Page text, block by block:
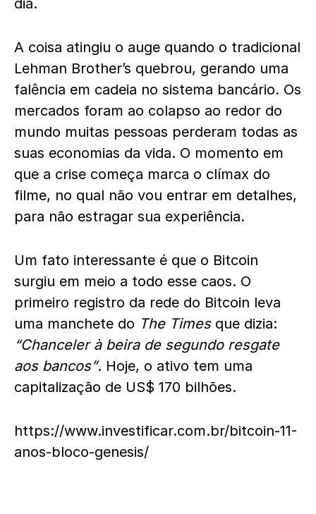
dia.
A coisa atingiu o auge quando o tradicional
Lehman Brother’s quebrou, gerando uma
falência em cadeia no sistema bancário. Os
mercados foram ao colapso ao redor do
mundo muitas pessoas perderam todas as
suas economias da vida. O momento em
que a crise começa marca o clímax do
filme, no qual não vou entrar em detalhes,
para não estragar sua experiência.
Um fato interessante é que o Bitcoin
surgiu em meio a todo esse caos. O
primeiro registro da rede do Bitcoin leva
uma manchete do The Times que dizia:
“Chanceler à beira de segundo resgate
aos bancos”. Hoje, o ativo tem uma
capitalização de US$ 170 bilhões.
https://www.investificar.com.br/bitcoin-11-
anos-bloco-genesis/